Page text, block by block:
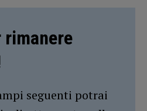
seguenti potrai